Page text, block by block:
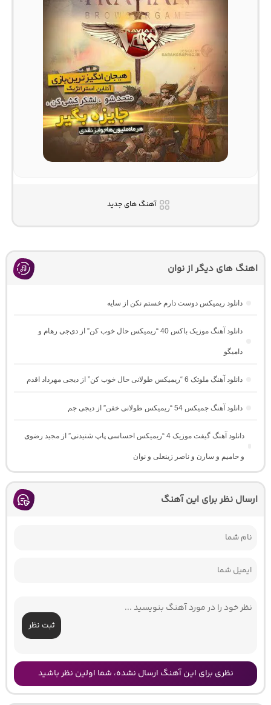
آهنگ های جدید
اهنگ های دیگر از نوان
دانلود ریمیکس دوست دارم خستم نکن از سایه
دانلود آهنگ موزیک باکس 40 “ریمیکس حال خوب کن” از دی‌جی رهام و
دامیگو
دانلود آهنگ ملوتک 6 “ریمیکس طولانی حال خوب کن” از دیجی مهرداد اقدم
دانلود آهنگ جمیکس 54 “ریمیکس طولانی خفن” از دیجی جم
دانلود آهنگ گیفت موزیک 4 “ریمیکس احساسی پاپ شنیدنی” از مجید رضوی
و حامیم و سارن و ناصر زینعلی و نوان
ارسال نظر برای این آهنگ
ثبت نظر
نظری برای این آهنگ ارسال نشده، شما اولین نظر باشید